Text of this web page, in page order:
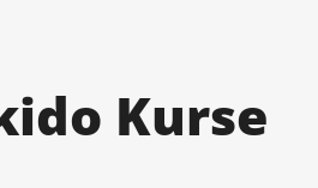
Kurse